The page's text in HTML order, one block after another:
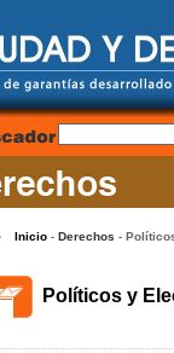
Inicio- Derechos -
Políticos y